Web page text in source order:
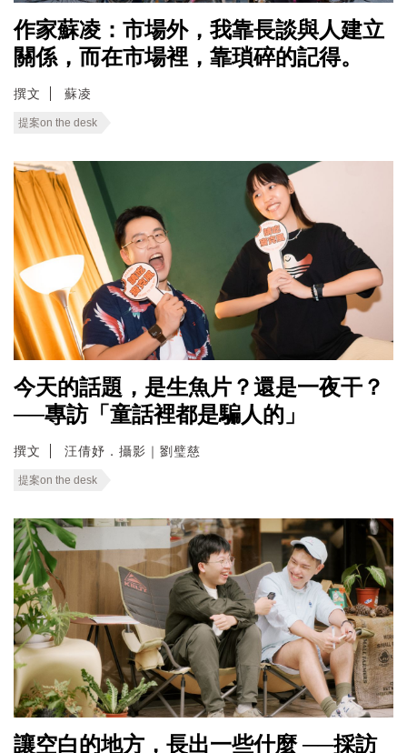
作家蘇凌：市場外，我靠長談與人建立
關係，而在市場裡，靠瑣碎的記得。
撰文 蘇凌
提案on the desk
今天的話題，是生魚片？還是一夜干？
──專訪「童話裡都是騙人的」
撰文 汪倩妤．攝影｜劉璧慈
提案on the desk
讓空白的地方，長出一些什麼 ──採訪